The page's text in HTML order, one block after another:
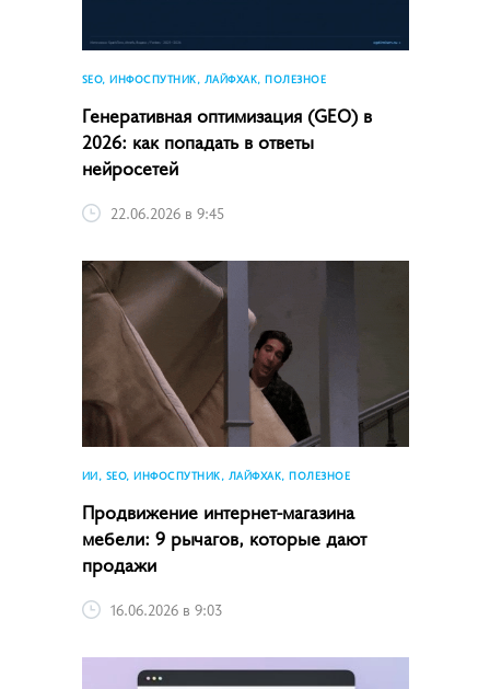
SEO, ИНФОСПУТНИК, ЛАЙФХАК, ПОЛЕЗНОЕ
Генеративная оптимизация (GEO) в
2026: как попадать в ответы
нейросетей
22.06.2026 в 9:45
ИИ, SEO, ИНФОСПУТНИК, ЛАЙФХАК, ПОЛЕЗНОЕ
Продвижение интернет-магазина
мебели: 9 рычагов, которые дают
продажи
16.06.2026 в 9:03